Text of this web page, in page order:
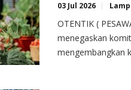
03 Jul 2026
OTENTIK (
menegaskan
mengembangkan